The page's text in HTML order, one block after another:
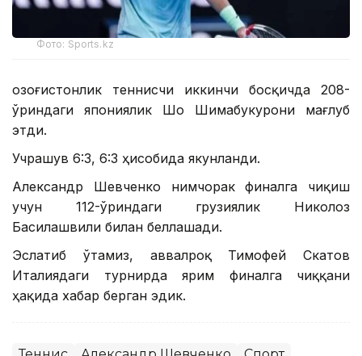
Фото: Sports.kz
Қозоғистонлик теннисчи иккинчи босқичда 208-
ўриндаги япониялик Шо Шимабукурони мағлуб
этди.
Учрашув 6:3, 6:3 ҳисобида якунланди.
Александр Шевченко нимчорак финалга чиқиш
учун 112-ўриндаги грузиялик Николоз
Басилашвили билан беллашади.
Эслатиб ўтамиз, аввалроқ Тимофей Скатов
Италиядаги турнирда ярим финалга чиққани
ҳақида хабар берган эдик.